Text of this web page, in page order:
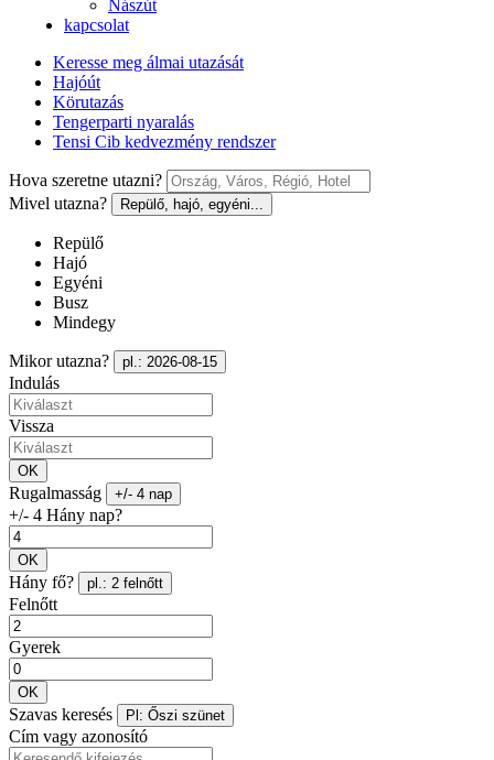
Nászút
kapcsolat
Keresse meg álmai utazását
Hajóút
Körutazás
Tengerparti nyaralás
Tensi Cib kedvezmény rendszer
Hova szeretne utazni?
Mivel utazna?
Repülő, hajó, egyéni...
Repülő
Hajó
Egyéni
Busz
Mindegy
Mikor utazna? pl.: 2026-08-15
Indulás
Vissza
OK
Rugalmasság +/- 4 nap
+/- 4 Hány nap?
OK
Hány fő? pl.: 2 felnőtt
Felnőtt
Gyerek
OK
Szavas keresés Pl: Őszi szünet
Cím vagy azonosító